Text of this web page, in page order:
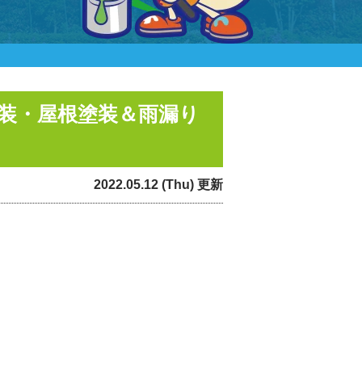
・屋根塗装＆雨漏り
2022.05.12 (Thu) 更新